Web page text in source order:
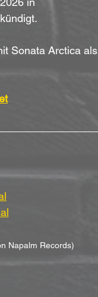
Sonata Arctica als
Napalm Records)